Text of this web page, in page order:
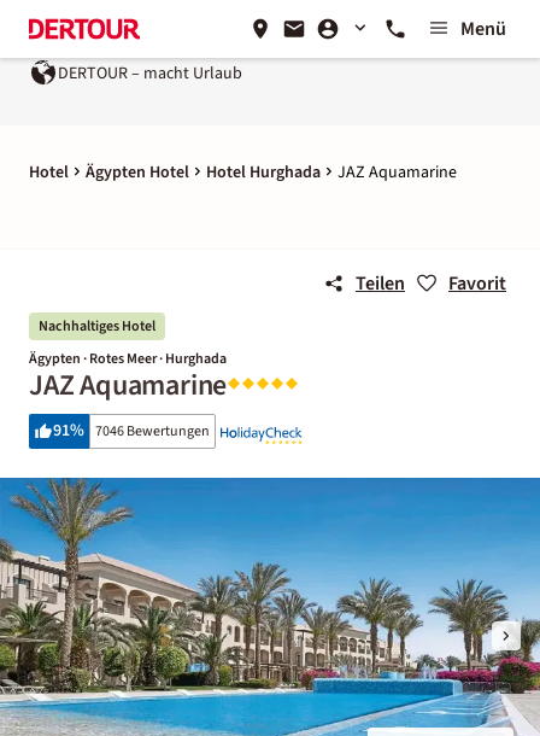
Menü
DERTOUR – macht Urlaub
Hotel Ägypten Hotel Hotel Hurghada JAZ Aquamarine
Teilen Favorit
Nachhaltiges Hotel
Ägypten · Rotes Meer · Hurghada
JAZ Aquamarine
91% 7046 Bewertungen